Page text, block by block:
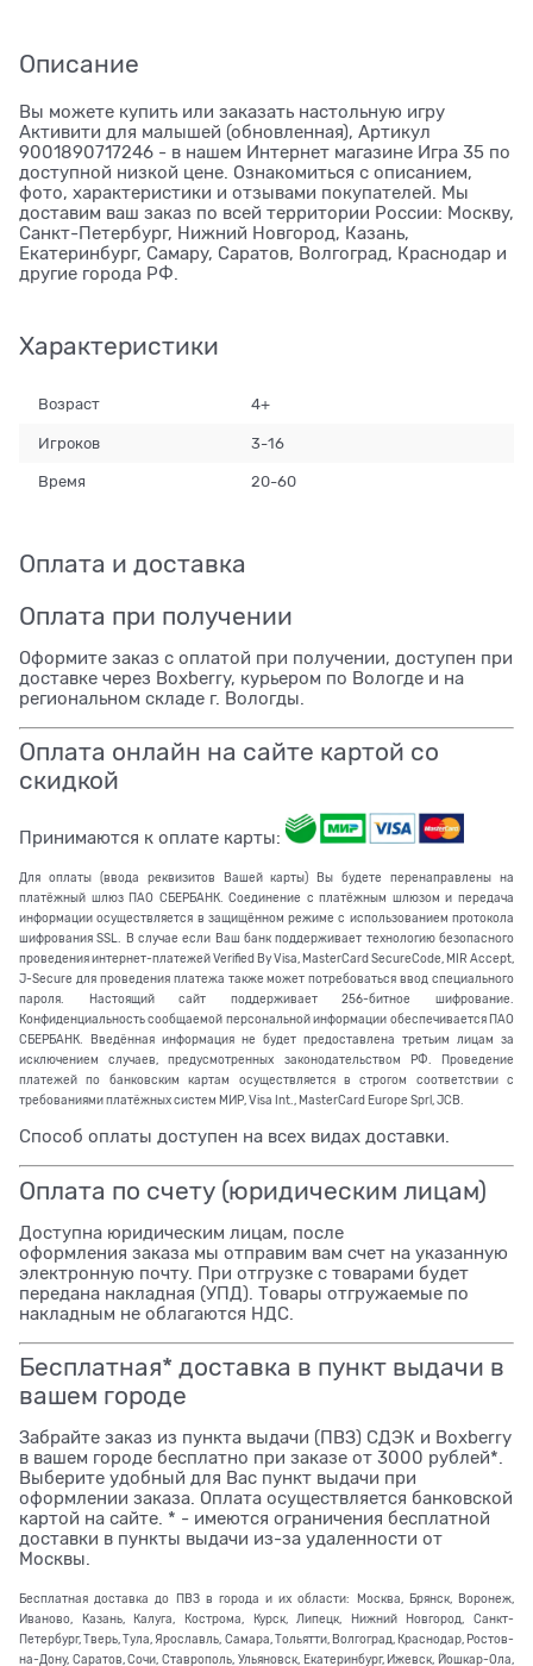
Описание
Вы можете купить или заказать настольную игру
Активити для малышей (обновленная), Артикул
9001890717246 - в нашем Интернет магазине Игра 35 по
доступной низкой цене. Ознакомиться с описанием,
фото, характеристики и отзывами покупателей. Мы
доставим ваш заказ по всей территории России: Москву,
Санкт-Петербург, Нижний Новгород, Казань,
Екатеринбург, Самару, Саратов, Волгоград, Краснодар и
другие города РФ.
Характеристики
Возраст 4+
Игроков 3-16
Время 20-60
Оплата и доставка
Оплата при получении
Оформите заказ с оплатой при получении, доступен при
доставке через Boxberry, курьером по Вологде и на
региональном складе г. Вологды.
Оплата онлайн на сайте картой со
скидкой
Принимаются к оплате карты:
Для оплаты (ввода реквизитов Вашей карты) Вы будете перенаправлены на
платёжный шлюз ПАО СБЕРБАНК. Соединение с платёжным шлюзом и передача
информации осуществляется в защищённом режиме с использованием протокола
шифрования SSL. В случае если Ваш банк поддерживает технологию безопасного
проведения интернет-платежей Verified By Visa, MasterCard SecureCode, MIR Accept,
J-Secure для проведения платежа также может потребоваться ввод специального
пароля. Настоящий сайт поддерживает 256-битное шифрование.
Конфиденциальность сообщаемой персональной информации обеспечивается ПАО
СБЕРБАНК. Введённая информация не будет предоставлена третьим лицам за
исключением случаев, предусмотренных законодательством РФ. Проведение
платежей по банковским картам осуществляется в строгом соответствии с
требованиями платёжных систем МИР, Visa Int., MasterCard Europe Sprl, JCB.
Способ оплаты доступен на всех видах доставки.
Оплата по счету (юридическим лицам)
Доступна юридическим лицам, после
оформления заказа мы отправим вам счет на указанную
электронную почту. При отгрузке с товарами будет
передана накладная (УПД). Товары отгружаемые по
накладным не облагаются НДС.
Бесплатная* доставка в пункт выдачи в
вашем городе
Забрайте заказ из пункта выдачи (ПВЗ) СДЭК и Boxberry
в вашем городе бесплатно при заказе от 3000 рублей*.
Выберите удобный для Вас пункт выдачи при
оформлении заказа. Оплата осуществляется банковской
картой на сайте. * - имеются ограничения бесплатной
доставки в пункты выдачи из-за удаленности от
Москвы.
Бесплатная доставка до ПВЗ в города и их области: Москва, Брянск, Воронеж,
Иваново, Казань, Калуга, Кострома, Курск, Липецк, Нижний Новгород, Санкт-
Петербург, Тверь, Тула, Ярославль, Самара, Тольятти, Волгоград, Краснодар, Ростов-
на-Дону, Саратов, Сочи, Ставрополь, Ульяновск, Екатеринбург, Ижевск, Йошкар-Ола,